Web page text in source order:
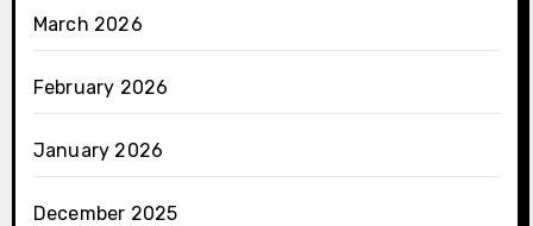
March 2026
February 2026
January 2026
December 2025